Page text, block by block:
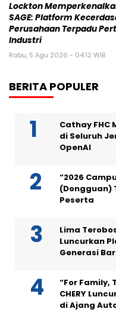
Lockton
SAGE: Platform
Perusahaan Terpadu
Industri
Rabu, 5 Agu 2026 - 04:12 WIB
BERITA POPULER
Cathay FHC
di Seluruh
OpenAI
“2026
(Dongguan)
Peserta
Lima
Luncurkan
Generasi
“For Family,
CHERY
di Ajang